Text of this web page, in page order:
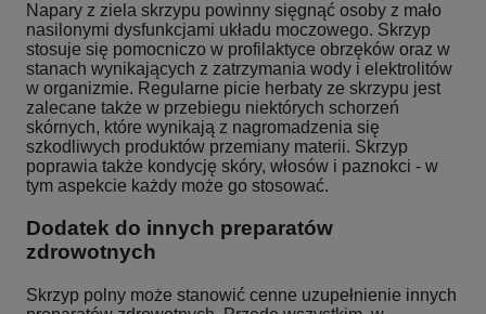
Napary z ziela skrzypu powinny sięgnąć osoby z mało
nasilonymi dysfunkcjami układu moczowego. Skrzyp
stosuje się pomocniczo w profilaktyce obrzęków oraz w
stanach wynikających z zatrzymania wody i elektrolitów
w organizmie. Regularne picie herbaty ze skrzypu jest
zalecane także w przebiegu niektórych schorzeń
skórnych, które wynikają z nagromadzenia się
szkodliwych produktów przemiany materii. Skrzyp
poprawia także kondycję skóry, włosów i paznokci - w
tym aspekcie każdy może go stosować.
Dodatek do innych preparatów
zdrowotnych
Skrzyp polny może stanowić cenne uzupełnienie innych